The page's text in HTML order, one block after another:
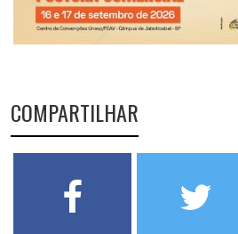
COMPARTILHAR